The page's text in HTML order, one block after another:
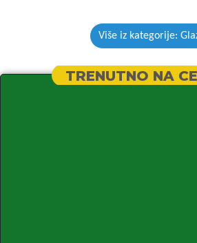
Više iz kategorije:
TRENUTNO NA